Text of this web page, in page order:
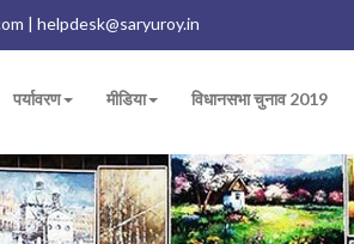
| helpdesk@saryuroy.in
पर्यावरण मीडिया विधानसभा चुनाव 2019